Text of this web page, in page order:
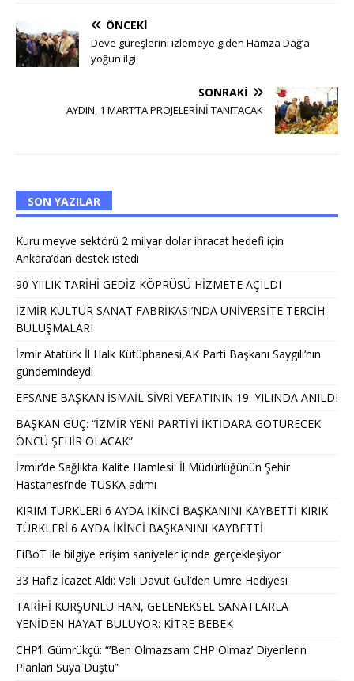
ÖNCEKI
Deve güreşlerini izlemeye giden Hamza Dağ’a
yoğun ilgi
SONRAKI
AYDIN, 1 MART’TA PROJELERİNİ TANITACAK
SON YAZILAR
Kuru meyve sektörü 2 milyar dolar ihracat hedefi için
Ankara’dan destek istedi
90 YIILIK TARİHİ GEDİZ KÖPRÜSÜ HİZMETE AÇILDI
İZMİR KÜLTÜR SANAT FABRİKASI’NDA ÜNİVERSİTE TERCİH
BULUŞMALARI
İzmir Atatürk İl Halk Kütüphanesi,AK Parti Başkanı Saygılı’nın
gündemindeydi
EFSANE BAŞKAN İSMAİL SİVRİ VEFATININ 19. YILINDA ANILDI
BAŞKAN GÜÇ: “İZMİR YENİ PARTİYİ İKTİDARA GÖTÜRECEK
ÖNCÜ ŞEHİR OLACAK”
İzmir’de Sağlıkta Kalite Hamlesi: İl Müdürlüğünün Şehir
Hastanesi’nde TÜSKA adımı
KIRIM TÜRKLERİ 6 AYDA İKİNCİ BAŞKANINI KAYBETTİ KIRIK
TÜRKLERİ 6 AYDA İKİNCİ BAŞKANINI KAYBETTİ
EiBoT ile bilgiye erişim saniyeler içinde gerçekleşiyor
33 Hafız İcazet Aldı: Vali Davut Gül’den Umre Hediyesi
TARİHİ KURŞUNLU HAN, GELENEKSEL SANATLARLA
YENİDEN HAYAT BULUYOR: KİTRE BEBEK
CHP’li Gümrükçü: “’Ben Olmazsam CHP Olmaz’ Diyenlerin
Planları Suya Düştü”